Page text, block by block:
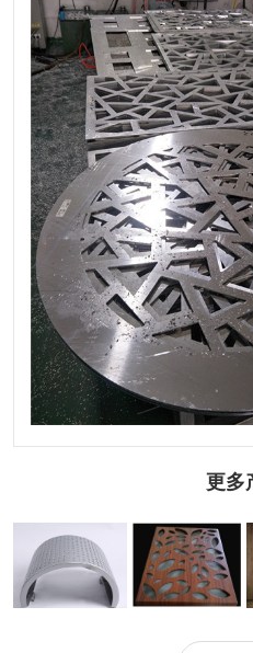
更多
圆弧雕刻铝单板 木纹雕刻铝单板